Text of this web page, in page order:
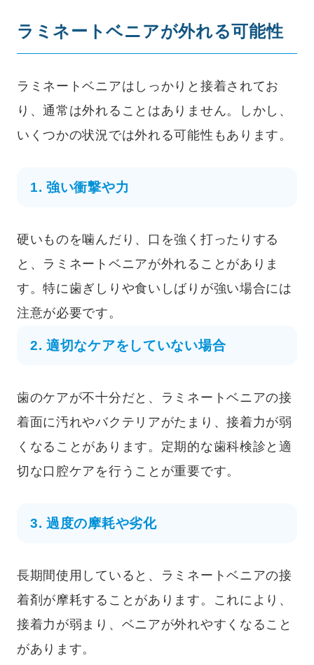
ラミネートベニアが外れる可能性
ラミネートベニアはしっかりと接着されてお
り、通常は外れることはありません。しかし、
いくつかの状況では外れる可能性もあります。
1. 強い衝撃や力
硬いものを噛んだり、口を強く打ったりする
と、ラミネートベニアが外れることがありま
す。特に歯ぎしりや食いしばりが強い場合には
注意が必要です。
2. 適切なケアをしていない場合
歯のケアが不十分だと、ラミネートベニアの接
着面に汚れやバクテリアがたまり、接着力が弱
くなることがあります。定期的な歯科検診と適
切な口腔ケアを行うことが重要です。
3. 過度の摩耗や劣化
長期間使用していると、ラミネートベニアの接
着剤が摩耗することがあります。これにより、
接着力が弱まり、ベニアが外れやすくなること
があります。